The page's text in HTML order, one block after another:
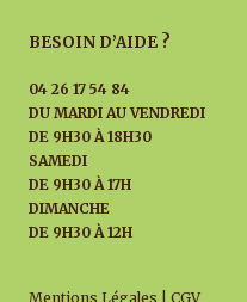
BESOIN D’AIDE ?
04 26 17 54 84
DU MARDI AUVENDREDI
DE 9H30 À 18H30
SAMEDI
DE 9H30 À 17H
DIMANCHE
DE 9H30 À 12H
Mentions Légales CGV